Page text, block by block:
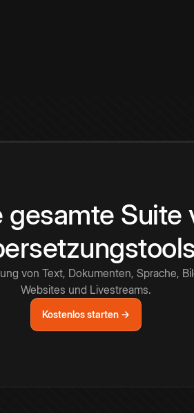
Suite
von Text, Dokumenten, Sprache,
Websites und Livestreams.
Kostenlos starten →